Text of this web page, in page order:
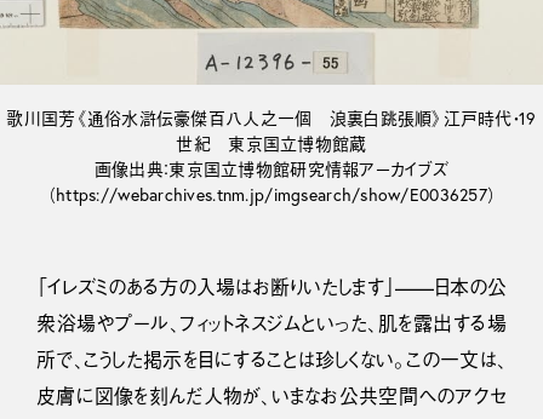
歌川国芳《通俗水滸伝豪傑百八人之一個 浪裏白跳張順》江戸時代・19
世紀 東京国立博物館蔵
画像出典：東京国立博物館研究情報アーカイブズ
（https://webarchives.tnm.jp/imgsearch/show/E0036257）
「イレズミのある方の入場はお断りいたします」——日本の公
衆浴場やプール、フィットネスジムといった、肌を露出する場
所で、こうした掲示を目にすることは珍しくない。この一文は、
皮膚に図像を刻んだ人物が、いまなお公共空間へのアクセ